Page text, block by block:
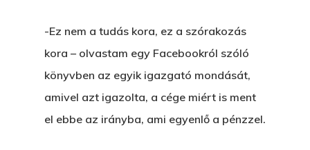
-Ez nem a tudás kora, ez a szórakozás
kora – olvastam egy Facebookról szóló
könyvben az egyik igazgató mondását,
amivel azt igazolta, a cége miért is ment
el ebbe az irányba, ami egyenlő a pénzzel.